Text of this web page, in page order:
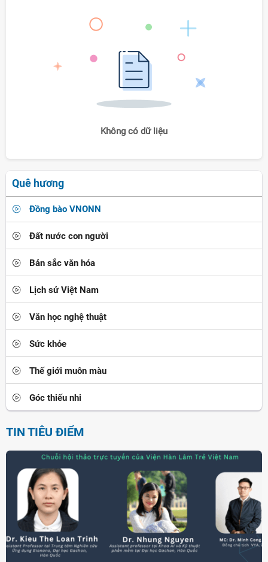
Không có dữ liệu
Quê hương
Đồng bào VNONN
Đất nước con người
Bản sắc văn hóa
Lịch sử Việt Nam
Văn học nghệ thuật
Sức khỏe
Thế giới muôn màu
Góc thiếu nhi
TIN TIÊU ĐIỂM